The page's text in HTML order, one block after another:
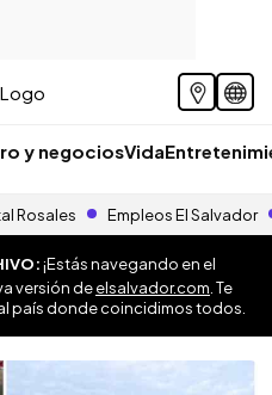
y negociosVida
Rosales Empleos El Salvador
¡Estás navegando en el
versión deelsalvador.com . Te
país donde coincidimos todos.